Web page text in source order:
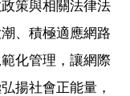
策與相關法律法
、積極適應網路
化管理，讓網際
揚社會正能量，